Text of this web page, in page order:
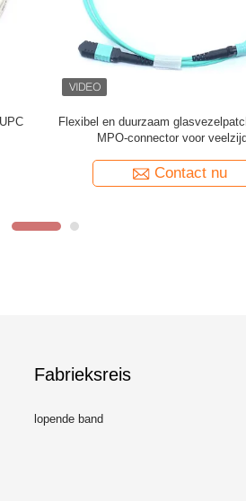
Geel UPC Glasvezel Patch Cord
PVC Jacket
Contact nu
Fabrieksreis
lopende band